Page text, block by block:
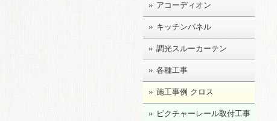
アコーディオン
キッチンパネル
調光スルーカーテン
各種工事
施工事例 クロス
ピクチャーレール取付工事